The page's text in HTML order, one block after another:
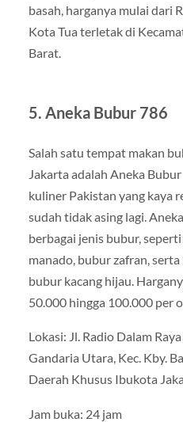
basah, harganya mulai dari
Kota Tua terletak di
Barat.
5. Aneka Bubur 786
Salah satu tempat makan
Jakarta adalah Aneka
kuliner Pakistan yang kaya
sudah tidak asing lagi.
berbagai jenis bubur,
manado, bubur zafran,
bubur kacang hijau.
50.000 hingga 100.000 per
Lokasi: Jl. Radio Dalam
Gandaria Utara, Kec. Kby.
Daerah Khusus Ibukota
Jam buka: 24 jam